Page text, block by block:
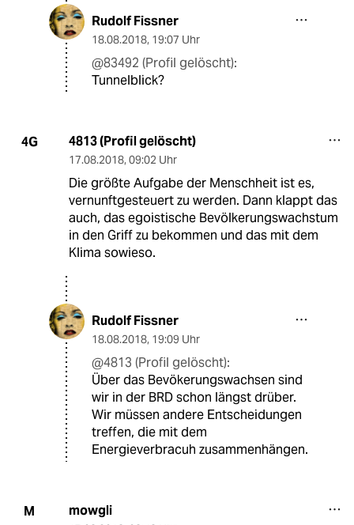
Rudolf Fissner
18.08.2018, 19:07 Uhr
@83492 (Profil gelöscht):
Tunnelblick?
4G 4813 (Profil gelöscht)
17.08.2018, 09:02 Uhr
Die größte Aufgabe der Menschheit ist es,
vernunftgesteuert zu werden. Dann klappt das
auch, das egoistische Bevölkerungswachstum
in den Griff zu bekommen und das mit dem
Klima sowieso.
Rudolf Fissner
18.08.2018, 19:09 Uhr
@4813 (Profil gelöscht):
Über das Bevökerungswachsen sind
wir in der BRD schon längst drüber.
Wir müssen andere Entscheidungen
treffen, die mit dem
Energieverbracuh zusammenhängen.
M mowgli